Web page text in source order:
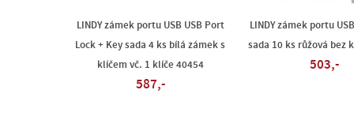
LINDY zámek portu USB USB Port
Lock + Key sada 4 ks bílá zámek s
klíčem vč. 1 klíče 40454
587,-
LINDY zámek portu
sada 10 ks růžová bez
503,-